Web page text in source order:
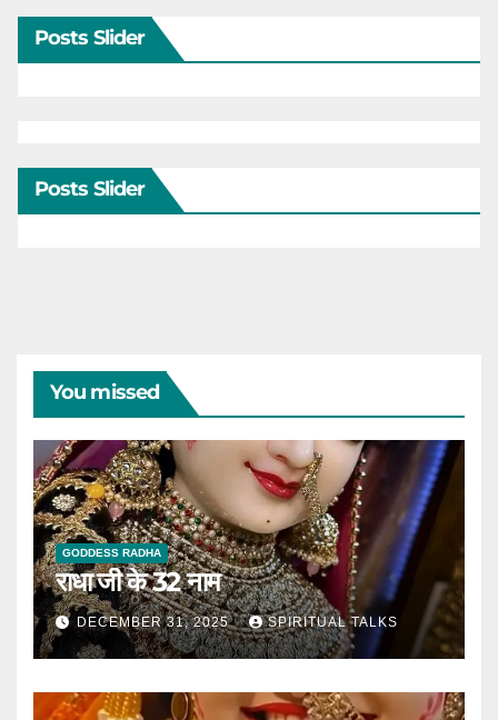
Posts Slider
Posts Slider
You missed
GODDESS RADHA
राधा जी के 32 नाम
DECEMBER 31, 2025 SPIRITUAL TALKS